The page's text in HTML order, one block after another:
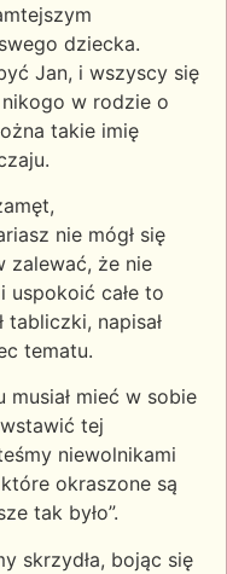
dziecka.
Jan, i wszyscy się
w rodzie o
takie imię
nie mógł się
zalewać, że nie
uspokoić całe to
tabliczki, napisał
tematu.
mieć w sobie
tej
niewolnikami
okraszone są
tak było”.
skrzydła, bojąc się